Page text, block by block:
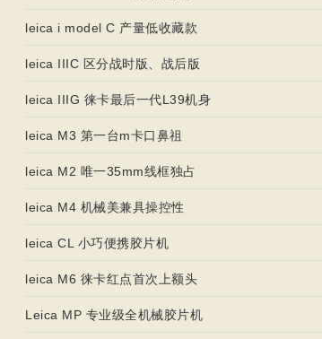
leica i model C 产量低收藏款
leica IIIC 区分战时版、战后版
leica IIIG 徕卡最后一代L39机身
leica M3 第一台m卡口鼻祖
leica M2 唯一35mm线框独占
leica M4 机械美兼具操控性
leica CL 小巧便携胶片机
leica M6 徕卡红点首次上额头
Leica MP 专业级全机械胶片机